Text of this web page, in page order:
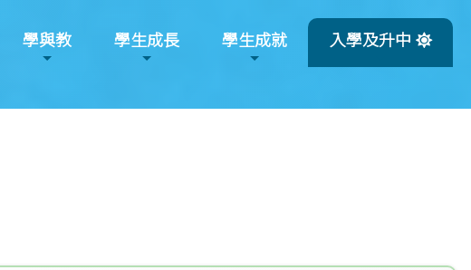
學與教 學生成長 學生成就 入學及升中